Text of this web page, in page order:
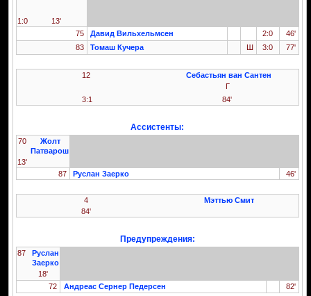
1:0
13'
75
Давид Вильхельмсен 2:0
46'
83
Томаш Кучера Ш 3:0 77'
12
Себастьян ван Сантен
Г
3:1
84'
Ассистенты:
70
Жолт
Патварош
13'
87
Руслан Заерко 46'
4
Мэттью Смит
84'
Предупреждения:
87
Руслан
Заерко
18'
72
Андреас Сернер Педерсен 82'